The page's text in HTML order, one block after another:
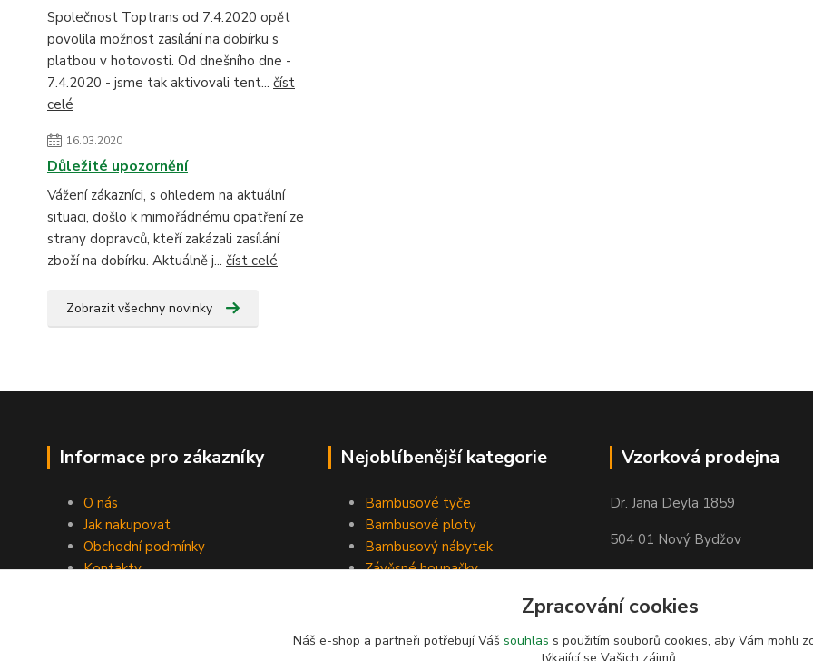
Společnost Toptrans od 7.4.2020 opět
povolila možnost zasílání na dobírku s
platbou v hotovosti. Od dnešního dne -
7.4.2020 - jsme tak aktivovali tent... číst
celé
16.03.2020
Důležité upozornění
Vážení zákazníci, s ohledem na aktuální
situaci, došlo k mimořádnému opatření ze
strany dopravců, kteří zakázali zasílání
zboží na dobírku. Aktuálně j... číst celé
Zobrazit všechny novinky
Informace pro zákazníky
O nás
Jak nakupovat
Obchodní podmínky
Kontakty
Nejoblíbenější kategorie
Bambusové tyče
Bambusové ploty
Bambusový nábytek
Závěsné houpačky
Vzorková prodejna
Dr. Jana Deyla 1859
504 01 Nový Bydžov
Otevírací doba:
Po - Pá 8:00 - 17:00
So - 8:00 - 17:00
Zpracování cookies
Náš e-shop a partneři potřebují Váš souhlas s použitím souborů cookies, aby Vám mohli